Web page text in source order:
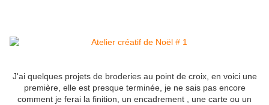
J'ai quelques projets de broderies au point de croix, en voici une
première, elle est presque terminée, je ne sais pas encore
comment je ferai la finition, un encadrement , une carte ou un